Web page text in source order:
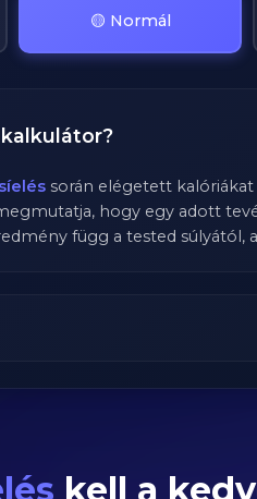
🟡 Normál
síelés során elégetett kalóriákat
hogy egy adott
függ a tested súlyától,
kell a